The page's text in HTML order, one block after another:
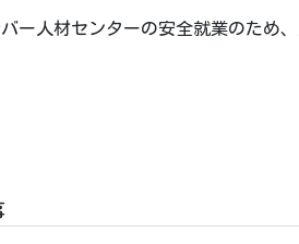
ー人材センターの安全就業のため